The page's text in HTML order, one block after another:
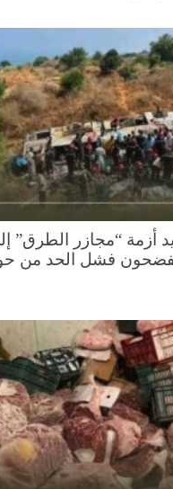
“مجازر الطرق” إلى
يفضحون فشل الحد من حوادث